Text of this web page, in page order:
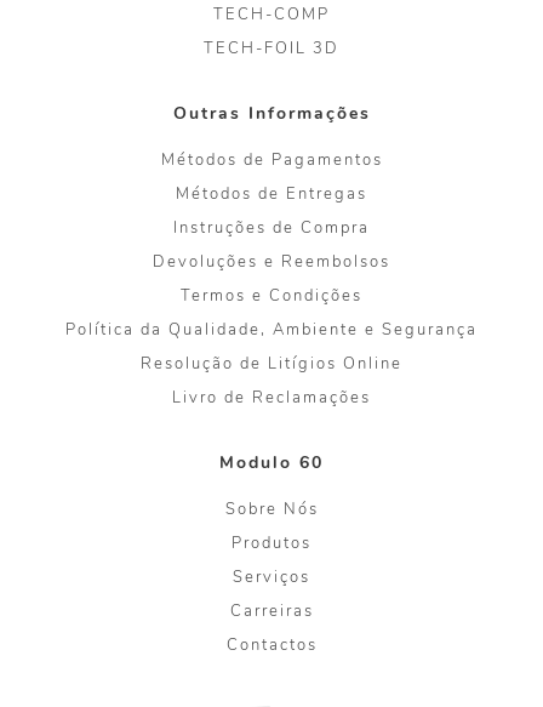
TECH-COMP
TECH-FOIL 3D
Outras Informações
Métodos de Pagamentos
Métodos de Entregas
Instruções de Compra
Devoluções e Reembolsos
Termos e Condições
Política da Qualidade, Ambiente e Segurança
Resolução de Litígios Online
Livro de Reclamações
Modulo 60
Sobre Nós
Produtos
Serviços
Carreiras
Contactos